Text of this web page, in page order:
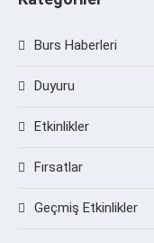
Burs Haberleri
Duyuru
Etkinlikler
Fırsatlar
Geçmiş Etkinlikler